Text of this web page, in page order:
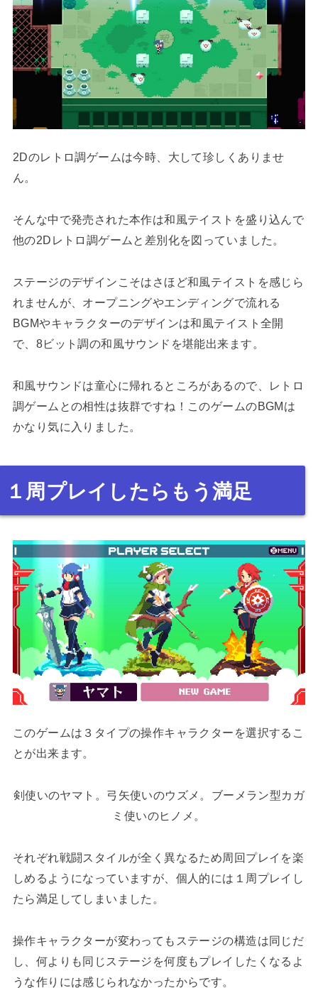
2Dのレトロ調ゲームは今時、大して珍しくありませ
ん。
そんな中で発売された本作は和風テイストを盛り込んで
他の2Dレトロ調ゲームと差別化を図っていました。
ステージのデザインこそはさほど和風テイストを感じら
れませんが、オープニングやエンディングで流れる
BGMやキャラクターのデザインは和風テイスト全開
で、8ビット調の和風サウンドを堪能出来ます。
和風サウンドは童心に帰れるところがあるので、レトロ
調ゲームとの相性は抜群ですね！このゲームのBGMは
かなり気に入りました。
１周プレイしたらもう満足
このゲームは３タイプの操作キャラクターを選択するこ
とが出来ます。
剣使いのヤマト。弓矢使いのウズメ。ブーメラン型カガ
ミ使いのヒノメ。
それぞれ戦闘スタイルが全く異なるため周回プレイを楽
しめるようになっていますが、個人的には１周プレイし
たら満足してしまいました。
操作キャラクターが変わってもステージの構造は同じだ
し、何よりも同じステージを何度もプレイしたくなるよ
うな作りには感じられなかったからです。